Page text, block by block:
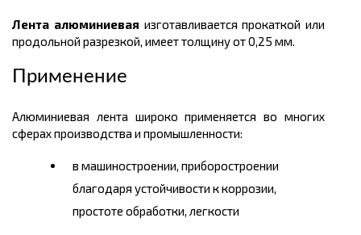
Лента алюминиевая изготавливается прокаткой или
продольной разрезкой, имеет толщину от 0,25 мм.
Применение
Алюминиевая лента широко применяется во многих
сферах производства и промышленности:
в машиностроении, приборостроении
благодаря устойчивости к коррозии,
простоте обработки, легкости